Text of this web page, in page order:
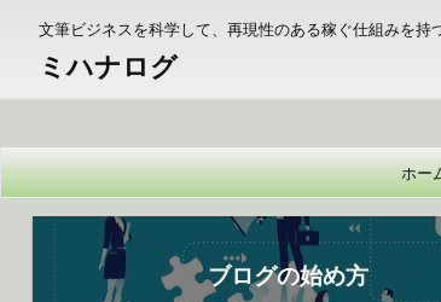
文筆ビジネスを科学して、再現性のある稼ぐ仕組みを持
ミハナログ
ホー
ブログの始め方